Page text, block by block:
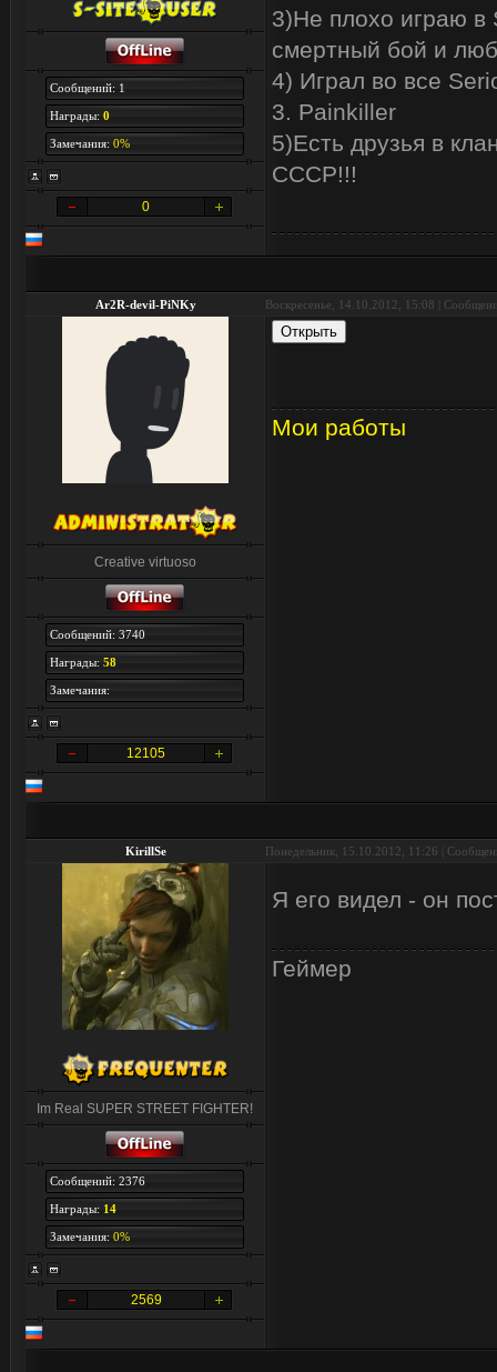
Сообщений: 1
Награды: 0
Замечания: 0%
0
3)Не плохо играю в
смертный бой и
4) Играл во все
3. Painkiller
5)Есть друзья в
СССР!!!
Ar2R-devil-PiNKy Воскресенье, 14.10.2012, 15:08 |
Creative virtuoso
Сообщений: 3740
Награды: 58
Замечания:
12105
Мои работы
KirillSe Понедельник, 15.10.2012, 11:26 |
Im Real SUPER STREET FIGHTER!
Сообщений: 2376
Награды: 14
Замечания: 0%
2569
Я его видел - он
Геймер